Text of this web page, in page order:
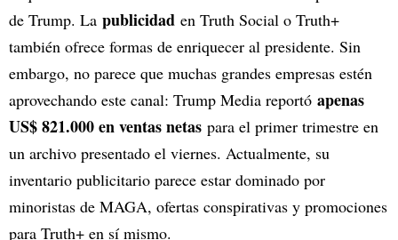
de Trump. La publicidad en Truth Social o Truth+
también ofrece formas de enriquecer al presidente. Sin
embargo, no parece que muchas grandes empresas estén
aprovechando este canal: Trump Media reportó apenas
US$ 821.000 en ventas netas para el primer trimestre en
un archivo presentado el viernes. Actualmente, su
inventario publicitario parece estar dominado por
minoristas de MAGA, ofertas conspirativas y promociones
para Truth+ en sí mismo.